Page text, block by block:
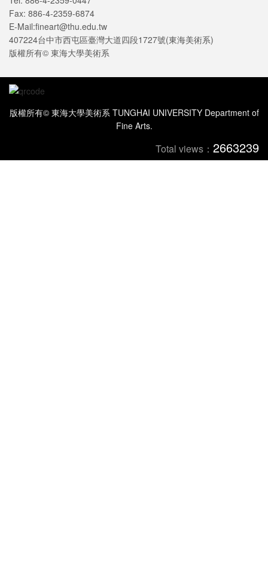
Fax: 886-4-2359-6874
E-Mail:fineart@thu.edu.tw
407224台中市西屯區臺灣大道四段1727號(東海美術系)
版權所有© 東海大學美術系
版權所有© 東海大學美術系 TUNGHAI UNIVERSITY Department of
Fine Arts.
Total views： 2663239